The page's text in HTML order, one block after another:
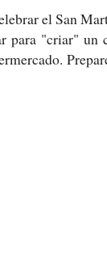
el San
para "criar" un